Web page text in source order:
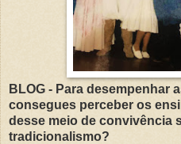
BLOG - Para desempenhar
consegues perceber os
desse meio de convivência
tradicionalismo?